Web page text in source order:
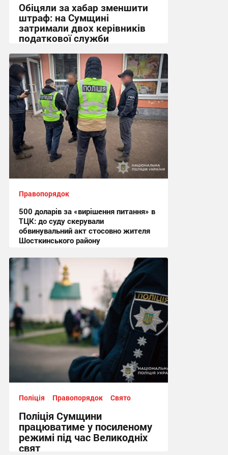
Обіцяли за хабар зменшити
штраф: на Сумщині
затримали двох керівників
податкової служби
16:42 вчора
Правопорядок
500 доларів за «вирішення питання» в
ТЦК: до суду скерували
обвинувальний акт стосовно жителя
Шосткинського району
16:03, 6.07.2026
Поліція Правопорядок Свято
Поліція Сумщини
працюватиме у посиленому
режимі під час Великодніх
свят